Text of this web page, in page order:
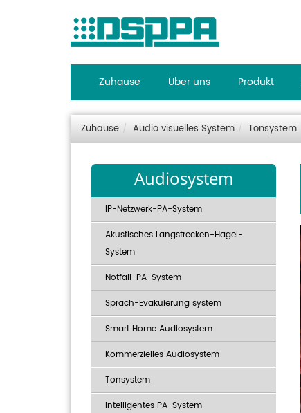
Zuhause Über uns Produkt
Zuhause Audio visuelles System Tonsystem
Audiosystem
IP-Netzwerk-PA-System
Akustisches Langstrecken-Hagel-
System
Notfall-PA-System
Sprach-Evakuierung system
Smart Home Audiosystem
Kommerzielles Audiosystem
Tonsystem
Intelligentes PA-System